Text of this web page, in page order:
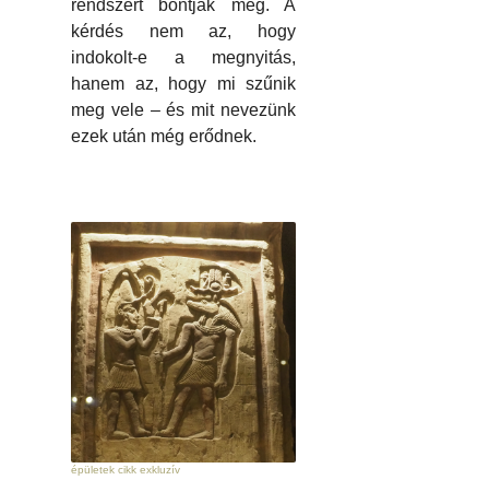
rendszert bontják meg. A
kérdés nem az, hogy
indokolt-e a megnyitás,
hanem az, hogy mi szűnik
meg vele – és mit nevezünk
ezek után még erődnek.
épületek cikk exkluzív